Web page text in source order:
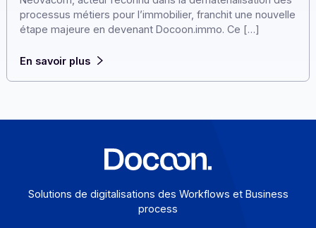
Docoon & Docoon.immo : la vision long terme
décryptée par leur CEO, Laurent MEZRAHI
Neovacom, acteur reconnu dans la dématérialisation
processus métiers pour l’immobilier, franchit une
En savoir plus